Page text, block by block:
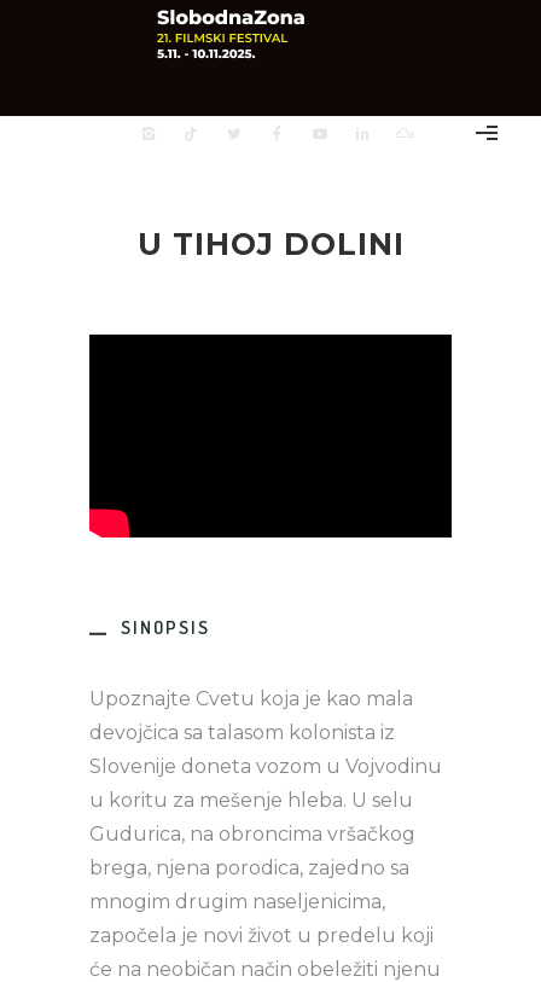
U TIHOJ DOLINI
SINOPSIS
Upoznajte Cvetu koja je kao mala
devojčica sa talasom kolonista iz
Slovenije doneta vozom u Vojvodinu
u koritu za mešenje hleba. U selu
Gudurica, na obroncima vršačkog
brega, njena porodica, zajedno sa
mnogim drugim naseljenicima,
započela je novi život u predelu koji
će na neobičan način obeležiti njenu